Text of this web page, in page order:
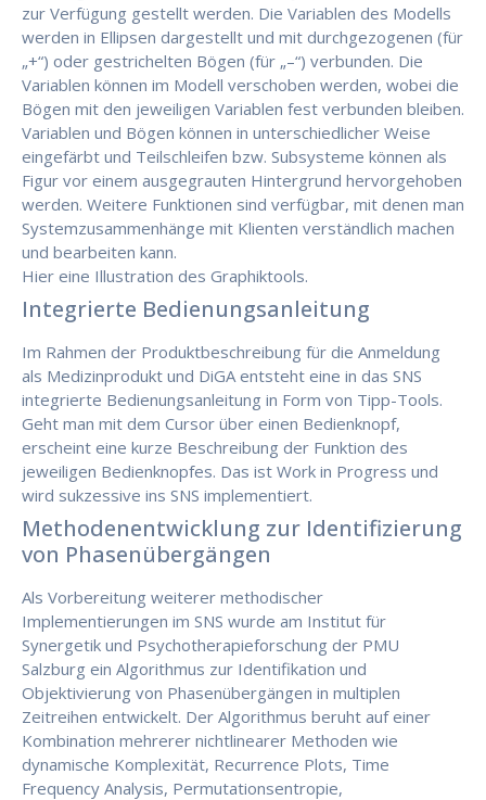
zur Verfügung gestellt werden. Die Variablen des Modells
werden in Ellipsen dargestellt und mit durchgezogenen (für
„+“) oder gestrichelten Bögen (für „–“) verbunden. Die
Variablen können im Modell verschoben werden, wobei die
Bögen mit den jeweiligen Variablen fest verbunden bleiben.
Variablen und Bögen können in unterschiedlicher Weise
eingefärbt und Teilschleifen bzw. Subsysteme können als
Figur vor einem ausgegrauten Hintergrund hervorgehoben
werden. Weitere Funktionen sind verfügbar, mit denen man
Systemzusammenhänge mit Klienten verständlich machen
und bearbeiten kann.
Hier eine Illustration des Graphiktools.
Integrierte Bedienungsanleitung
Im Rahmen der Produktbeschreibung für die Anmeldung
als Medizinprodukt und DiGA entsteht eine in das SNS
integrierte Bedienungsanleitung in Form von Tipp-Tools.
Geht man mit dem Cursor über einen Bedienknopf,
erscheint eine kurze Beschreibung der Funktion des
jeweiligen Bedienknopfes. Das ist Work in Progress und
wird sukzessive ins SNS implementiert.
Methodenentwicklung zur Identifizierung
von Phasenübergängen
Als Vorbereitung weiterer methodischer
Implementierungen im SNS wurde am Institut für
Synergetik und Psychotherapieforschung der PMU
Salzburg ein Algorithmus zur Identifikation und
Objektivierung von Phasenübergängen in multiplen
Zeitreihen entwickelt. Der Algorithmus beruht auf einer
Kombination mehrerer nichtlinearer Methoden wie
dynamische Komplexität, Recurrence Plots, Time
Frequency Analysis, Permutationsentropie,